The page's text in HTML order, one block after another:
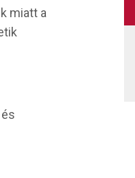
miatt a